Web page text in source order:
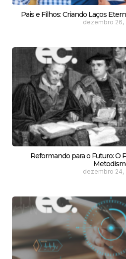
Pais e Filhos: Criando Laços
dezembro 26,
Reformando para o Futuro: O
dezembro 24,